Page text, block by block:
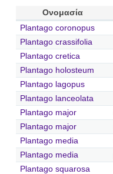
Ονομασία
Plantago coronopus
Plantago crassifolia
Plantago cretica
Plantago holosteum
Plantago lagopus
Plantago lanceolata
Plantago major
Plantago major
Plantago media
Plantago media
Plantago squarosa